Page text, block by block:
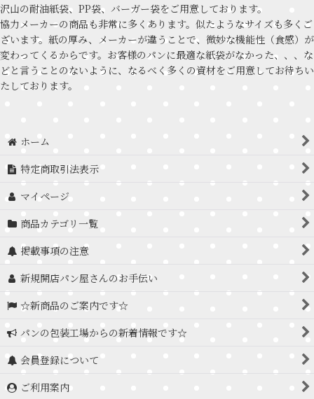
沢山の耐油紙袋、PP袋、バーガー袋をご用意しております。
協力メーカーの商品も非常に多くあります。似たようなサイズも多くご
ざいます。紙の厚み、メーカーが違うことで、微妙な機能性（食感）が
変わってくるからです。お客様のパンに最適な紙袋がなかった、、、な
どと言うことのないように、なるべく多くの資材をご用意してお待ちい
たしております。
ホーム
特定商取引法表示
マイページ
商品カテゴリ一覧
掲載事項の注意
新規開店パン屋さんのお手伝い
☆新商品のご案内です☆
パンの包装工場からの新着情報です☆
会員登録について
ご利用案内